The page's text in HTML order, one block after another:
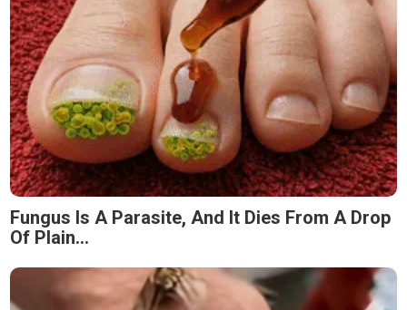
Fungus Is A Parasite, And It Dies From A Drop
Of Plain...